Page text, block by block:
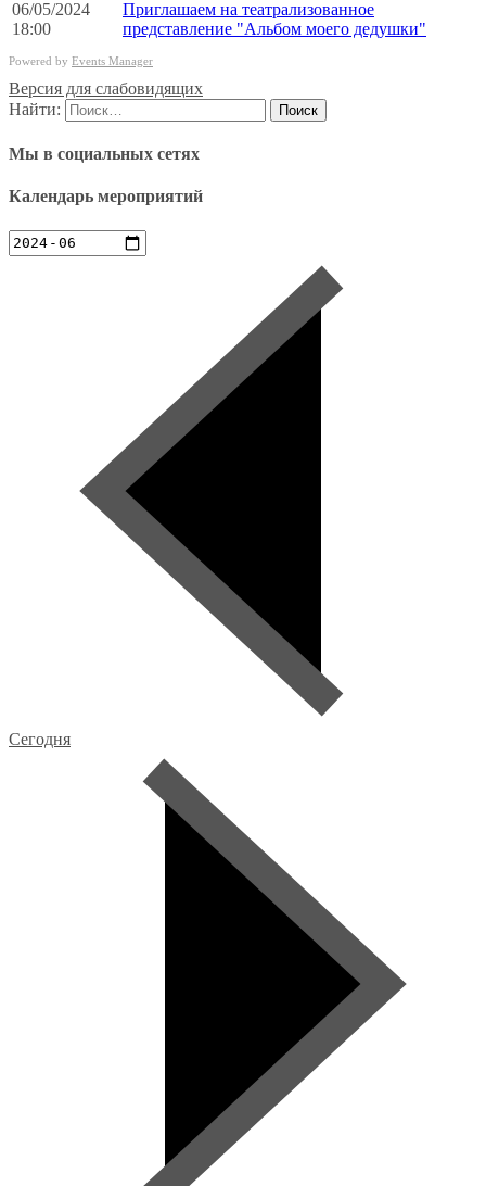
06/05/2024
18:00
Приглашаем на театрализованное
представление "Альбом моего дедушки"
Powered by Events Manager
Версия для слабовидящих
Найти:
Мы в социальных сетях
Календарь мероприятий
Сегодня